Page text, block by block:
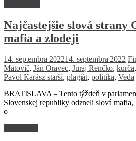
Najčastejšie slová strany
mafia a zlodeji
14. septembra 202214. septembra 2022
Matovič, Ján Oravec, Juraj Renčko, kurča,
Pavol Karász starší, plagiát, politika, Veda
BRATISLAVA – Tento týždeň v
Slovenskej republiky odzneli slová
o